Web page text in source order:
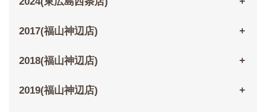
2017(福山神辺店)
2018(福山神辺店)
2019(福山神辺店)